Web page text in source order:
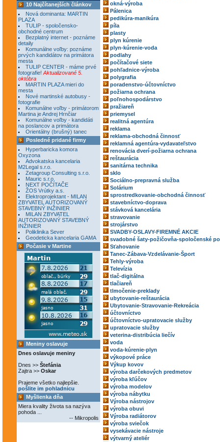
10 Najčítanejších článkov
Nová dominanta: MARTIN
PLAZA
TULIP - spoločensko-
obchodné centrum
Bezplatný internet - poznáme
detaily
Komunálne voľby: poznáme
prvých kandidátov na primátora
mesta
TULIP CENTER - máme prvé
fotografie! Aktualizované 5.
októbra
MARTIN PLAZA mieri do
mesta
Nové martinské autobusy -
fotografie
Komunálne voľby - primátorom
Martina je Andrej Hrnčiar
Komunálne voľby - kandidáti
na poslancov a primátora
Orientálny (brušný) tanec
Posledné pridané firmy
Hyperbaricka komora
Oxyzona
Advokatska kancelaria
M2Legal s.r.o.
Zetagroup Consulting s.r.o.
Mauric s.r.o.
NEXT POČÍTAČE
ŽOS Vrútky a.s.
Elektroprojektant - MILAN
ZBYVATEL AUTORIZOVANÝ
STAVEBNÝ INŽINIER
MILAN ZBYVATEL
AUTORIZOVANÝ STAVEBNÝ
INŽINIER
Poliklinika Sever
Geodeticka kancelaria GAMA
Počasie v Martine
Meniny oslavuje
Dnes oslavuje meniny
Dnes >> Štefánia
Zajtra >> Oskar
Prajeme všetko najlepšie.
pošlite im pohladnicu
Myšlienka dňa
Miera kvality života sa nazýva
pohoda ...
-- Mikropolis
okná-výroba
Pálenica
pedikúra-manikúra
píla
plasty
plyn kúrenie
plyn-kúrenie-voda
podlahy
počítačové siete
pohľadnice-výroba
polygrafia
poradenstvo-účtovníctvo
požiarna ochrana
poľnohospodárstvo
pražiareň
priemysel
realitná agentúra
reklama
reklama-obchodná činnosť
reklamná agentúra-vydavateľstvo
renovácia dverí-požiarna ochrana
reštaurácia
sanitárna technika
sklo
Sociálno-prepravná služba
Solárium
sprostredkovanie-obchodná činnosť
stavebníctvo-doprava
stávková kancelária
stravovanie
strojárstvo
SVADBY-OSLAVY-FIREMNÉ AKCIE
svadobné šaty-požičovňa-spoločenské
Sťahovanie
Tanec-Zábava-Vzdelávanie-Šport
Tehly-výroba
Televízia
tlač-digitálna
tlačiareň
tlmočenie-preklady
ubytovanie-reštaurácia
Ubytovanie-Stravovanie-Rekreácia
účtovníctvo
účtovníctvo-upratovacie služby
upratovacie služby
veterina-distribúcia liečív
voda
voda-kúrenie-plyn
výkopové práce
Výkup kovov
výroba darčekových predmetov
výroba kľúčov
výroba modelov
výroba nábytku
Výroba nástrojov
výroba obuvi
Výroba radiátorov
výroba sviečok
vysekávacie nástroje
výtvarný ateliér